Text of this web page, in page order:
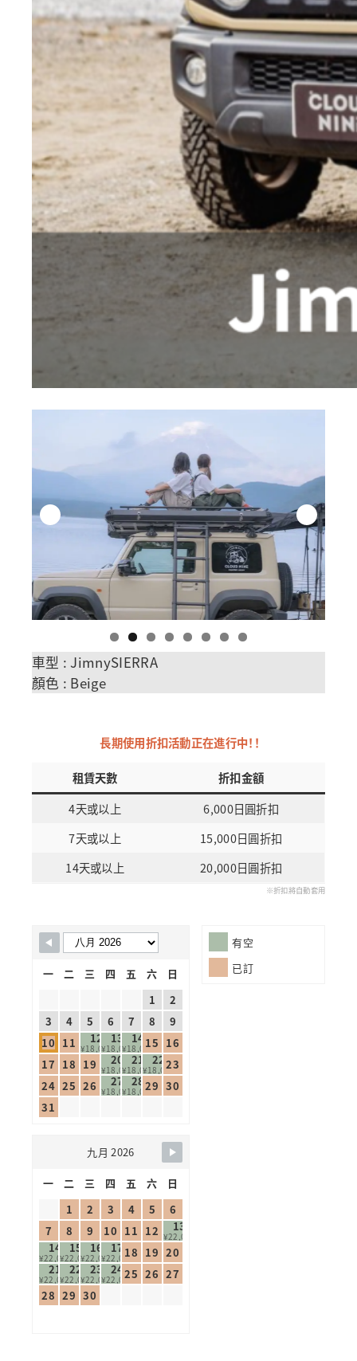
車型 : JimnySIERRA
顏色 : Beige
長期使用折扣活動正在進行中！！
租賃天數
折扣金額
4天或以上
6,000日圓折扣
7天或以上
15,000日圓折扣
14天或以上
20,000日圓折扣
※折扣將自動套用
Skip Booking Form
有空
已訂
一 二 三 四 五 六
日
1
2
3
4 5 6 7 8
9
10 11 12
¥18,000
13
¥18,000
14
¥18,000
15 16
17 18 19 20
¥18,000
21
¥18,000
22
¥18,000
23
24 25 26 27
¥18,000
28
¥18,000
29 30
31
九月 2026
一 二 三 四 五 六
日
1
2 3 4 5
6
7
8 9 10 11 12 13
¥22,000
14
¥22,000
15
¥22,000
16
¥22,000
17
¥22,000
18 19 20
21
¥22,000
22
¥22,000
23
¥22,000
24
¥22,000
25 26 27
28 29 30